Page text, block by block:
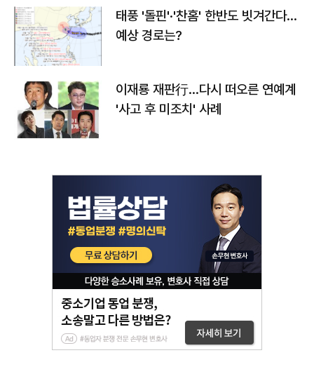
태풍 '돌핀'·'찬홈' 한반도 빗겨간다…
예상 경로는?
이재룡 재판行…다시 떠오른 연예계
'사고 후 미조치' 사례